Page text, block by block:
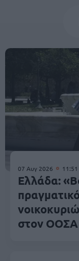
07 Αυγ 2026 11:51
Ελλάδα:
στον ΟΟΣΑ